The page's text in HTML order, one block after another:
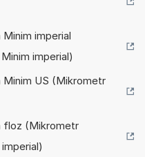
imperial
imperial)
Minim US (Mikrometr
floz (Mikrometr